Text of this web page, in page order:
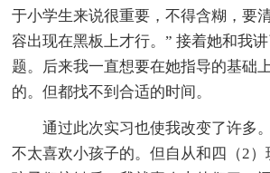
于小学生来说很重要，不得含糊，要
容出现在黑板上才行。” 接着她和我
题。后来我一直想要在她指导的基础
的。但都找不到合适的时间。
通过此次实习也使我改变了许多
不太喜欢小孩子的。但自从和四（2）